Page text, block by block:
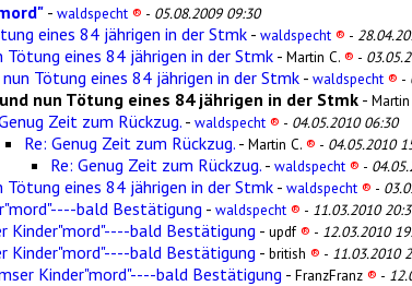
- waldspecht ® - 05.08.2009 09:30
eines 84 jährigen in der Stmk - waldspecht ® -
Tötung eines 84 jährigen in der Stmk - Martin C. ® -
nun Tötung eines 84 jährigen in der Stmk- waldspecht ® -
und nun Tötung eines 84 jährigen in der Stmk - Martin
Zeit zum Rückzug. - waldspecht ® - 04.05.2010 06:30
Re: Genug Zeit zum Rückzug. - Martin C. ® - 04.05.2010
Re: Genug Zeit zum Rückzug. - waldspecht ® -
Tötung eines 84 jährigen in der Stmk - waldspecht ® -
bald Bestätigung - waldspecht ® - 11.03.2010
Kinder"mord"----bald Bestätigung - updf® - 12.03.2010
Kinder"mord"----bald Bestätigung - british ® - 11.03.2010
Kinder"mord"----bald Bestätigung - FranzFranz ® -